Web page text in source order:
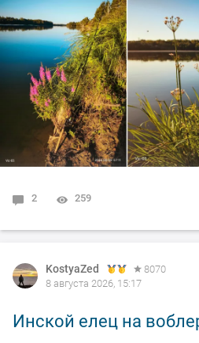
2 259
KostyaZed
8070
8 августа 2026, 15:17
Инской елец на